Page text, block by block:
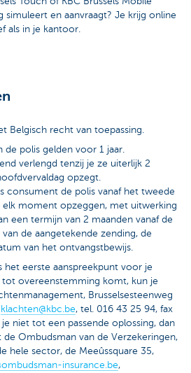
simuleert en aanvraagt? Je krijg online
als in je kantoor.
Belgisch recht van toepassing.
de polis gelden voor 1 jaar.
verlengd tenzij je ze uiterlijk 2
opzegt.
consument de polis vanaf het tweede
elk moment opzeggen, met uitwerking
een termijn van 2 maanden vanaf de
de aangetekende zending, de
van het ontvangstbewijs.
het eerste aanspreekpunt voor je
tot overeenstemming komt, kun je
Brusselsesteenweg
klachten@kbc.be, tel. 016 43 25 94, fax
niet tot een passende oplossing, dan
Ombudsman van de Verzekeringen,
hele sector, de Meeûssquare 35,
insurance.be,